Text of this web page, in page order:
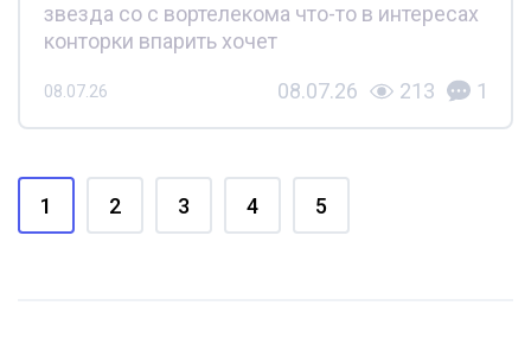
звезда со с вортелекома что-то в интересах
конторки впарить хочет
08.07.26 08.07.26 213 1
1 2 3 4 5